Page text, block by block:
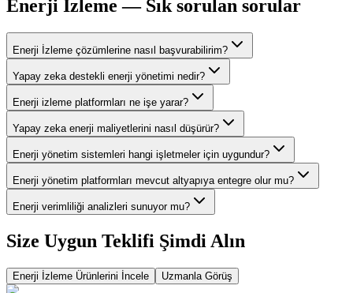
Enerji İzleme — Sık sorulan sorular
Enerji İzleme çözümlerine nasıl başvurabilirim?
Yapay zeka destekli enerji yönetimi nedir?
Enerji izleme platformları ne işe yarar?
Yapay zeka enerji maliyetlerini nasıl düşürür?
Enerji yönetim sistemleri hangi işletmeler için uygundur?
Enerji yönetim platformları mevcut altyapıya entegre olur mu?
Enerji verimliliği analizleri sunuyor mu?
Size Uygun Teklifi Şimdi Alın
Enerji İzleme Ürünlerini İncele Uzmanla Görüş